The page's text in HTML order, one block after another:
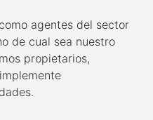
agentes del sector
de cual sea nuestro
propietarios,